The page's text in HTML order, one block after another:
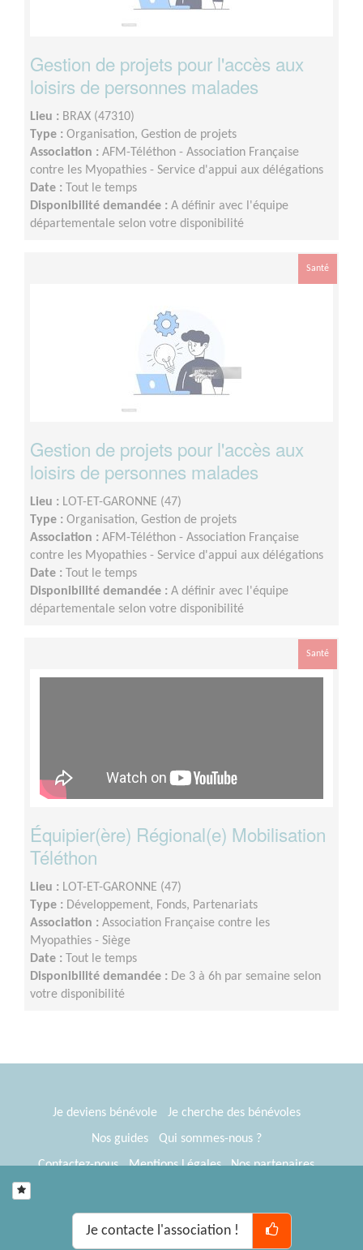
Gestion de projets pour l'accès aux
loisirs de personnes malades
Lieu : BRAX (47310)
Type : Organisation, Gestion de projets
Association : AFM-Téléthon - Association Française
contre les Myopathies - Service d'appui aux délégations
Date :
Tout le temps
Disponibilité demandée : A définir avec l'équipe
départementale selon votre disponibilité
Santé
Gestion de projets pour l'accès aux
loisirs de personnes malades
Lieu : LOT-ET-GARONNE (47)
Type : Organisation, Gestion de projets
Association : AFM-Téléthon - Association Française
contre les Myopathies - Service d'appui aux délégations
Date :
Tout le temps
Disponibilité demandée : A définir avec l'équipe
départementale selon votre disponibilité
Santé
Équipier(ère) Régional(e) Mobilisation
Téléthon
Lieu : LOT-ET-GARONNE (47)
Type : Développement, Fonds, Partenariats
Association : Association Française contre les
Myopathies - Siège
Date :
Tout le temps
Disponibilité demandée : De 3 à 6h par semaine selon
votre disponibilité
Je contacte l'association !
Je deviens bénévole
Je cherche des bénévoles
Nos guides
Qui sommes-nous ?
Contactez-nous
Mentions Légales
Nos partenaires
® Tous Bénévoles 2012-2026
Webkast